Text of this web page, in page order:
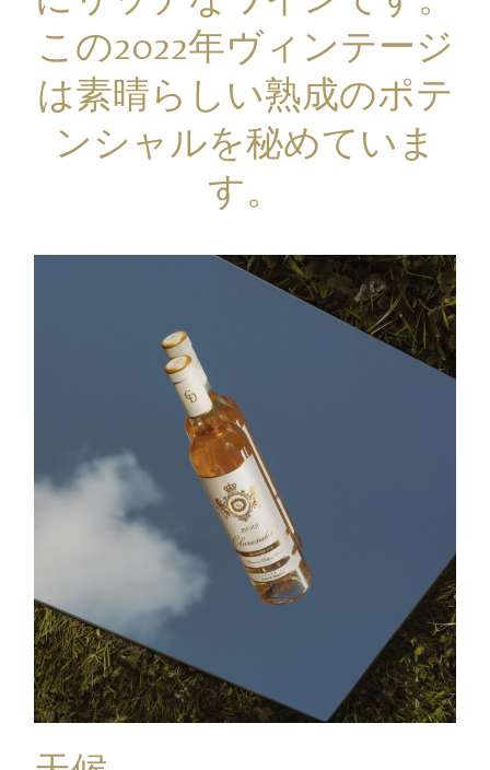
この2022年ヴィンテージ
は素晴らしい熟成のポテ
ンシャルを秘めていま
す。